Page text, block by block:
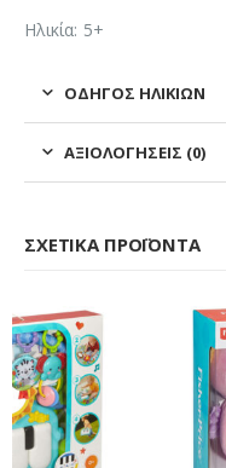
Ηλικία: 5+
ΟΔΗΓΌΣ ΗΛΙΚΙΏΝ
ΑΞΙΟΛΟΓΉΣΕΙΣ (0)
ΣΧΕΤΙΚΆ ΠΡΟΪΌΝΤΑ